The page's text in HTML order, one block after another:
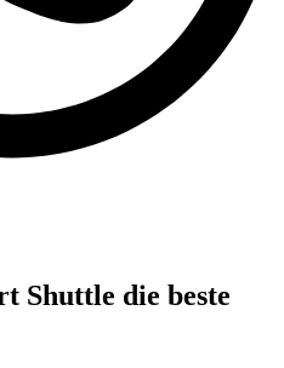
Shuttle die beste